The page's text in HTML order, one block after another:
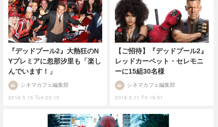
『デッドプール2』大熱狂のN
Yプレミアに忽那汐里も「楽し
んでいます！」
2018.5.15 Tue 20:15
シネマカフェ編集部
【ご招待】『デッドプール2』
レッドカーペット・セレモニ
ーに15組30名様
2018.5.11 Fri 19:51
シネマカフェ編集部